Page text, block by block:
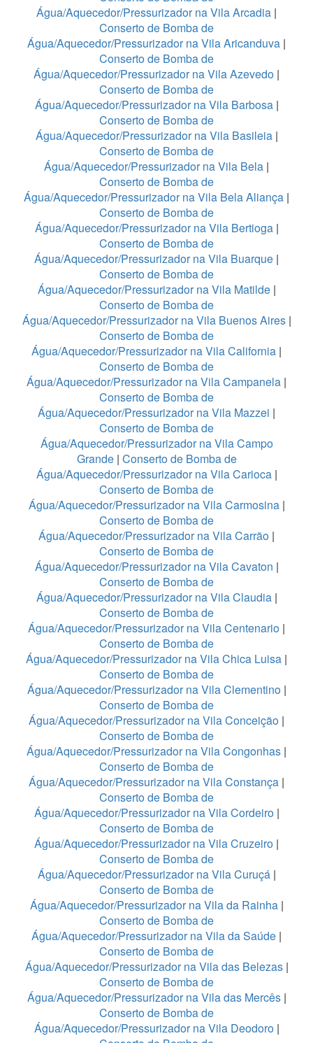
Água/Aquecedor/Pressurizador na Vila Arcadia |
Conserto de Bomba de
Água/Aquecedor/Pressurizador na Vila Aricanduva |
Conserto de Bomba de
Água/Aquecedor/Pressurizador na Vila Azevedo |
Conserto de Bomba de
Água/Aquecedor/Pressurizador na Vila Barbosa|
Conserto de Bomba de
Água/Aquecedor/Pressurizador na Vila Basileia|
Conserto de Bomba de
Água/Aquecedor/Pressurizador na Vila Bela |
Conserto de Bomba de
Água/Aquecedor/Pressurizador na Vila Bela Aliança |
Conserto de Bomba de
Água/Aquecedor/Pressurizador na Vila Bertioga|
Conserto de Bomba de
Água/Aquecedor/Pressurizador na Vila Buarque |
Conserto de Bomba de
Água/Aquecedor/Pressurizador na Vila Matilde|
Conserto de Bomba de
Água/Aquecedor/Pressurizador na Vila Buenos Aires|
Conserto de Bomba de
Água/Aquecedor/Pressurizador na Vila California |
Conserto de Bomba de
Água/Aquecedor/Pressurizador na Vila Campanela |
Conserto de Bomba de
Água/Aquecedor/Pressurizador na Vila Mazzei |
Conserto de Bomba de
Água/Aquecedor/Pressurizador na Vila Campo
Grande| Conserto de Bomba de
Água/Aquecedor/Pressurizador na Vila Carioca|
Conserto de Bomba de
Água/Aquecedor/Pressurizador na Vila Carmosina|
Conserto de Bomba de
Água/Aquecedor/Pressurizador na Vila Carrão |
Conserto de Bomba de
Água/Aquecedor/Pressurizador na Vila Cavaton |
Conserto de Bomba de
Água/Aquecedor/Pressurizador na Vila Claudia|
Conserto de Bomba de
Água/Aquecedor/Pressurizador na Vila Centenario |
Conserto de Bomba de
Água/Aquecedor/Pressurizador na Vila Chica Luisa |
Conserto de Bomba de
Água/Aquecedor/Pressurizador na Vila Clementino|
Conserto de Bomba de
Água/Aquecedor/Pressurizador na Vila Conceição |
Conserto de Bomba de
Água/Aquecedor/Pressurizador na Vila Congonhas |
Conserto de Bomba de
Água/Aquecedor/Pressurizador na Vila Constança |
Conserto de Bomba de
Água/Aquecedor/Pressurizador na Vila Cordeiro|
Conserto de Bomba de
Água/Aquecedor/Pressurizador na Vila Cruzeiro |
Conserto de Bomba de
Água/Aquecedor/Pressurizador na Vila Curuçá |
Conserto de Bomba de
Água/Aquecedor/Pressurizador na Vila da Rainha |
Conserto de Bomba de
Água/Aquecedor/Pressurizador na Vila da Saúde |
Conserto de Bomba de
Água/Aquecedor/Pressurizador na Vila das Belezas|
Conserto de Bomba de
Água/Aquecedor/Pressurizador na Vila das Mercês|
Conserto de Bomba de
Água/Aquecedor/Pressurizador na Vila Deodoro|